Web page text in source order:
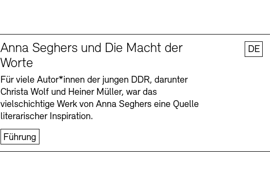
Anna Seghers und Die Macht der
Worte
Für viele Autor*innen der jungen DDR, darunter
Christa Wolf und Heiner Müller, war das
vielschichtige Werk von Anna Seghers eine Quelle
literarischer Inspiration.
Führung
DE